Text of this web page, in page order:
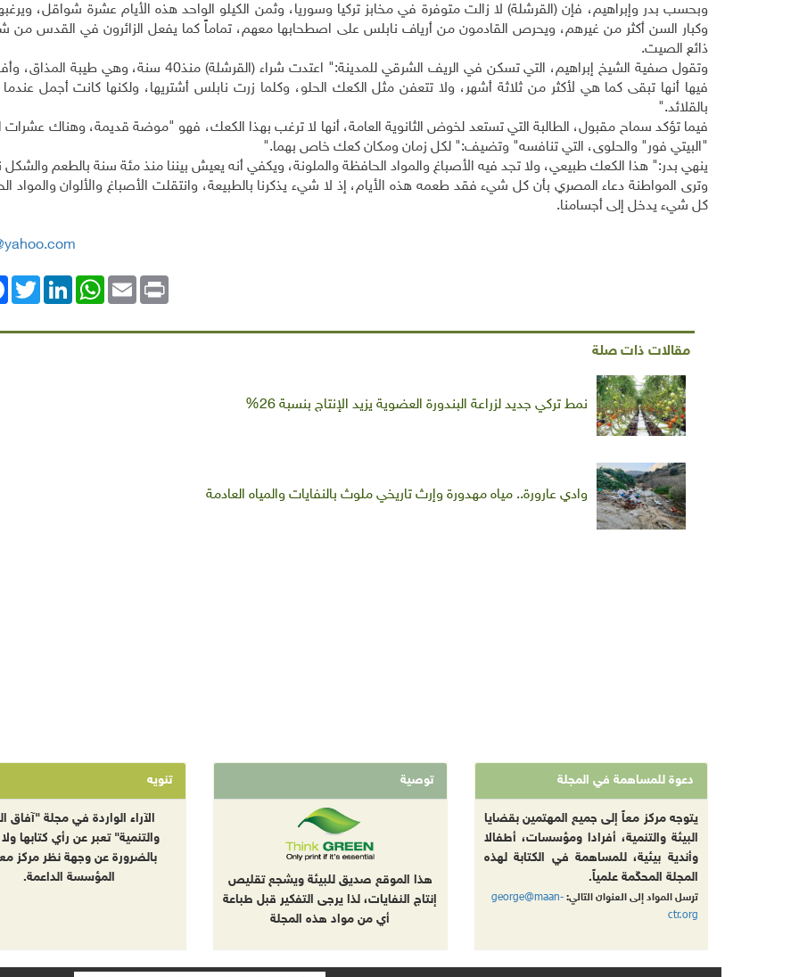
وبحسب بدر وإبراهيم، فإن (القرشلة) لا زالت متوفرة في مخابز تركيا وسوريا، وثمن الكيلو الواحد هذه الأيام عشرة شواقل،
وكبار السن أكثر من غيرهم، ويحرص القادمون من أرياف نابلس على اصطحابها معهم، تماماً كما يفعل الزائرون في القدس من
ذائع الصيت.
وتقول صفية الشيخ إبراهيم، التي تسكن في الريف الشرقي للمدينة:" اعتدت شراء (القرشلة) منذ40
فيها أنها تبقى كما هي لأكثر من ثلاثة أشهر، ولا تتعفن مثل الكعك الحلو، وكلما زرت نابلس أشتريها، ولكنها كانت أجمل عندما
بالقلائد."
فيما تؤكد سماح مقبول، الطالبة التي تستعد لخوض الثانوية العامة، أنها لا ترغب بهذا الكعك، فهو "موضة قديمة، وهناك عشرات
"البيتي فور" والحلوى، التي تنافسه" وتضيف:" لكل زمان ومكان كعك خاص بهما."
ينهي بدر:" هذا الكعك طبيعي، ولا تجد فيه الأصباغ والمواد الحافظة والملونة، ويكفي أنه يعيش بيننا منذ مئة سنة بالطعم
وترى المواطنة دعاء المصري بأن كل شيء فقد طعمه هذه الأيام، إذ لا شيء يذكرنا بالطبيعة، وانتقلت الأصباغ والألوان والمواد
كل شيء يدخل إلى أجسامنا.
LinkedIn
WhatsAppEmail Print
مقالات ذات صلة
نمط تركي جديد لزراعة البندورة العضوية يزيد الإنتاج بنسبة 26%
وادي عارورة.. مياه مهدورة وإرث تاريخي ملوث بالنفايات والمياه العادمة
دعوة للمساهمة في المجلة
يتوجه مركز معاً إلى جميع المهتمين بقضايا
البيئة والتنمية، أفرادا ومؤسسات، أطفالا
وأندية بيئية، للمساهمة في الكتابة لهذه
المجلة المحكّمة علمياً.
ترسل المواد إلى العنوان التالي:george@maan-
ctr.org
توصية
هذا الموقع صديق للبيئة ويشجع تقليص
إنتاج النفايات، لذا يرجى التفكير قبل طباعة
أي من مواد هذه المجلة
تنويه
الآراء الواردة في مجلة "آفاق
والتنمية" تعبر عن رأي كتابها ولا
بالضرورة عن وجهة نظر مركز
المؤسسة الداعمة.